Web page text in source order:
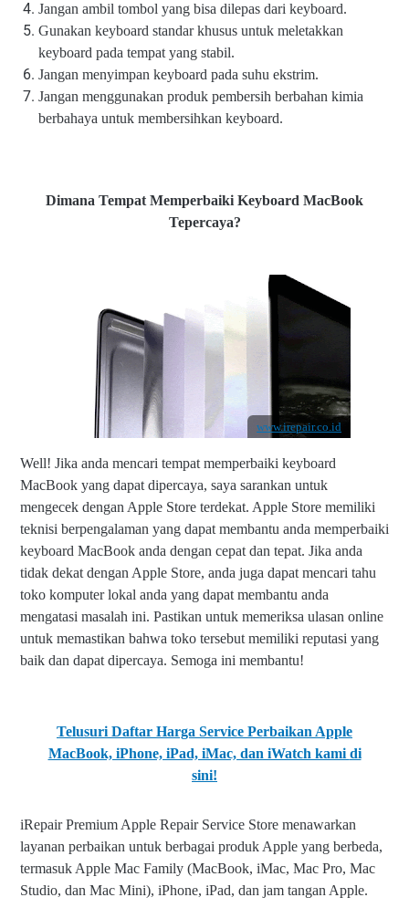
Jangan ambil tombol yang bisa dilepas dari keyboard.
Gunakan keyboard standar khusus untuk meletakkan
keyboard pada tempat yang stabil.
Jangan menyimpan keyboard pada suhu ekstrim.
Jangan menggunakan produk pembersih berbahan kimia
berbahaya untuk membersihkan keyboard.
Dimana Tempat Memperbaiki Keyboard MacBook
Tepercaya?
www.irepair.co.id
Well! Jika anda mencari tempat memperbaiki keyboard
MacBook yang dapat dipercaya, saya sarankan untuk
mengecek dengan Apple Store terdekat. Apple Store memiliki
teknisi berpengalaman yang dapat membantu anda memperbaiki
keyboard MacBook anda dengan cepat dan tepat. Jika anda
tidak dekat dengan Apple Store, anda juga dapat mencari tahu
toko komputer lokal anda yang dapat membantu anda
mengatasi masalah ini. Pastikan untuk memeriksa ulasan online
untuk memastikan bahwa toko tersebut memiliki reputasi yang
baik dan dapat dipercaya. Semoga ini membantu!
Telusuri Daftar Harga Service Perbaikan Apple
MacBook, iPhone, iPad, iMac, dan iWatch kami di
sini!
iRepair Premium Apple Repair Service Store menawarkan
layanan perbaikan untuk berbagai produk Apple yang berbeda,
termasuk Apple Mac Family (MacBook, iMac, Mac Pro, Mac
Studio, dan Mac Mini), iPhone, iPad, dan jam tangan Apple.